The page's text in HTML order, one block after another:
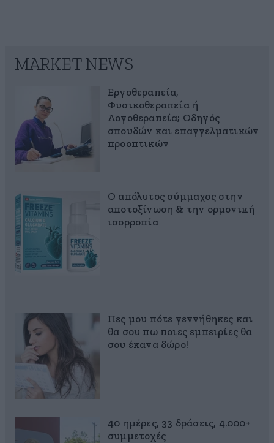
MARKET NEWS
Εργοθεραπεία,
Φυσικοθεραπεία ή
Λογοθεραπεία; Οδηγός
σπουδών και επαγγελματικών
προοπτικών
Ο απόλυτος σύμμαχος στην
αποτοξίνωση & την ορμονική
ισορροπία
Πες μου πότε γεννήθηκες και
θα σου πω ποιες εμπειρίες θα
σου έκανα δώρο!
40 ημέρες, 33 δράσεις, 4.000+
συμμετοχές